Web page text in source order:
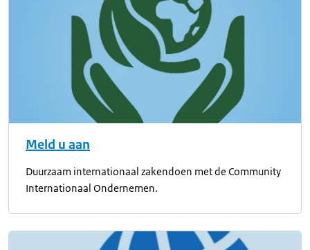
Meld u aan
Duurzaam internationaal zakendoen met de Community
Internationaal Ondernemen.